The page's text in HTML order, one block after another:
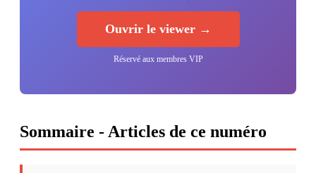
Ouvrir le viewer →
Réservé aux membres VIP
Sommaire - Articles de ce numéro